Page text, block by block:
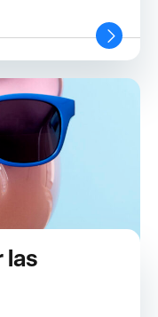
fondo; te
para gestionar
manejar tus
y asegurar tu
las